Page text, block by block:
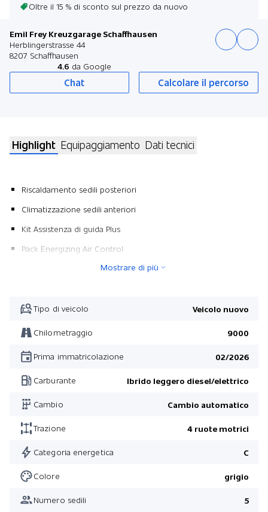
Oltre il 15 % di sconto sul prezzo da nuovo
Emil Frey Kreuzgarage Schaffhausen
Herblingerstrasse 44
8207 Schaffhausen
4.6 da Google
Chat Calcolare il percorso
Highlight Equipaggiamento Dati tecnici
Riscaldamento sedili posteriori
Climatizzazione sedili anteriori
Kit Assistenza di guida Plus
Pack Energizing Air Control
Wärme- und geräuschdämmendes Akustikglas
Riscaldamento autonomo
Kit Keyless-Go Comfort
Consolle centrale in metallo/ tessuto
Imbottitura cuoio Nappa
Pannello portastrumenti in finta pelle Artico
Kit Parco con -telecamera 360°-
Cielo di tetto nero
Ruote in lega leggera 19" 5 raggi
Mostrare di più
Tipo di veicolo Veicolo nuovo
Chilometraggio 9000
Prima immatricolazione 02/2026
Carburante Ibrido leggero diesel/elettrico
Cambio Cambio automatico
Trazione 4 ruote motrici
Categoria energetica C
Colore grigio
Numero sedili 5